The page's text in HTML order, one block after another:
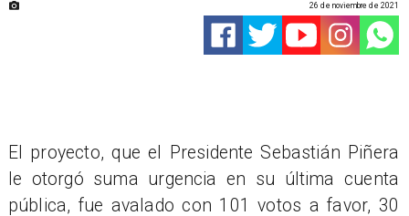
26 de noviembre de 2021
El proyecto, que el Presidente Sebastián Piñera
le otorgó suma urgencia en su última cuenta
pública, fue avalado con 101 votos a favor, 30